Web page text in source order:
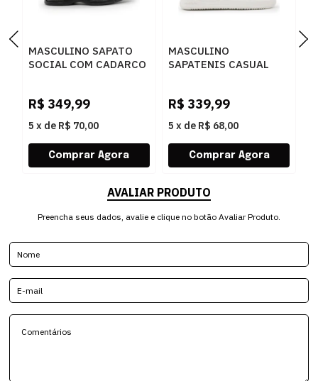
MASCULINO SAPATO
SOCIAL COM CADARCO
R$ 349,99
5 x de R$ 70,00
MASCULINO
SAPATENIS CASUAL
R$ 339,99
5 x de R$ 68,00
AVALIAR PRODUTO
Preencha seus dados, avalie e clique no botão Avaliar Produto.